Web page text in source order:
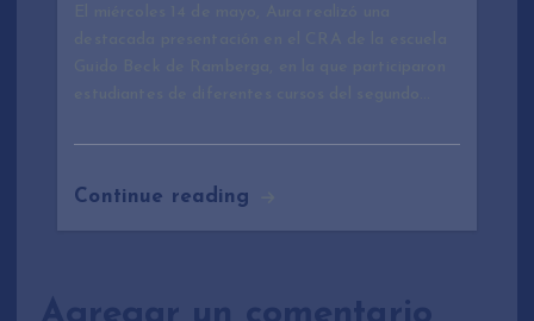
Continue reading